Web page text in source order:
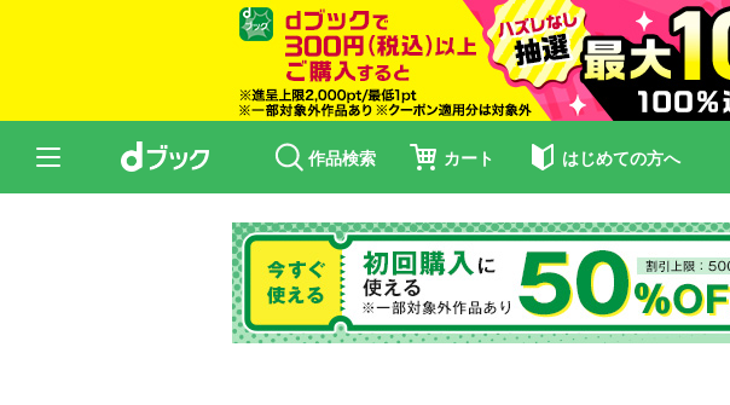
作品検索 カート はじめての方へ